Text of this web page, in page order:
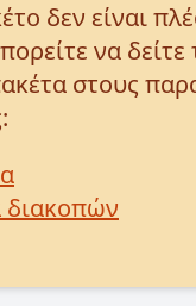
δεν είναι
να δείτε
στους
διακοπών